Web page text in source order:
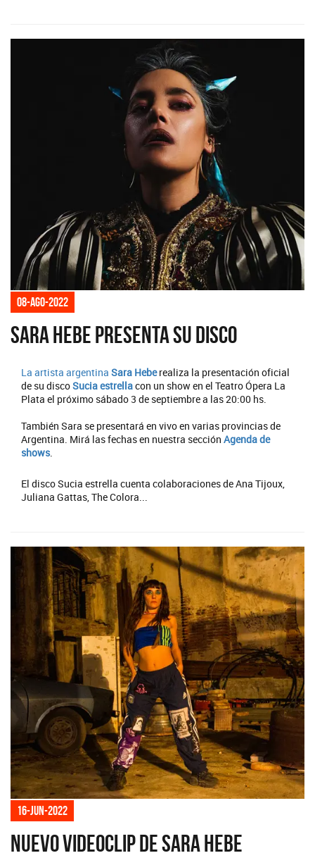
08-ago-2022
Sara Hebe presenta su disco
La artista argentina Sara Heberealiza la presentación oficial
de su discoSucia estrellacon un show en el Teatro Ópera La
Plata el próximo sábado 3 de septiembre a las 20:00 hs.
También Sara se presentará en vivo en varias provincias de
Argentina. Mirá las fechas en nuestra sección Agenda de
shows.
El disco Sucia estrella cuenta colaboraciones de Ana Tijoux,
Juliana Gattas, The Colora...
16-jun-2022
Nuevo videoclip de Sara Hebe